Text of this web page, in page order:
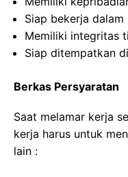
Siap bekerja
Memiliki integritas
Siap ditempatkan
Berkas Persyaratan
Saat melamar kerja
kerja harus untuk
lain :